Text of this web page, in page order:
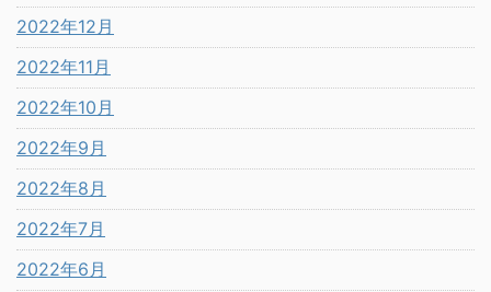
2022年12月
2022年11月
2022年10月
2022年9月
2022年8月
2022年7月
2022年6月